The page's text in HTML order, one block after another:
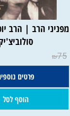
הרב | הרב
סולוביצ'יק
₪75
פרטים
הוסף לסל